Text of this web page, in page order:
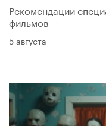
Рекомендации
фильмов
5 августа